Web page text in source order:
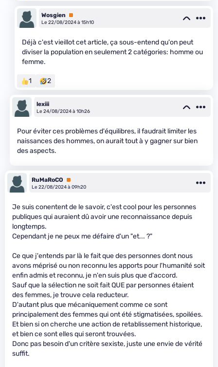
Wosgien
Premium
Le 22/08/2024 à 15h10
Déjà c'est vieillot cet article, ça sous-entend qu'on peut
diviser la population en seulement 2 catégories: homme ou
femme.
1 2
lexiii
Le 24/08/2024 à 10h26
Pour éviter ces problèmes d'équilibres, il faudrait limiter les
naissances des hommes, on aurait tout à y gagner sur bien
des aspects.
RuMaRoCO
Premium
Le 22/08/2024 à 09h20
Je suis conentent de le savoir, c'est cool pour les personnes
publiques qui auraient dû avoir une reconnaissance depuis
longtemps.
Cependant je ne peux me défaire d'un "et... ?"
Ce que j'entends par là le fait que des personnes dont nous
avons méprisé ou non reconnu les apports pour l'humanité soit
enfin admis et reconnu, je n'en suis plus que d'accord.
Sauf que la sélection ne soit fait QUE par personnes étaient
des femmes, je trouve cela reducteur.
D'autant plus que mécaniquement comme ce sont
principalement des femmes qui ont été stigmatisées, spoilées.
Et bien si on cherche une action de retablissement historique,
et bien ce sont elles qui seront trouvées.
Donc pas besoin d'un critère sexiste, juste une envie de vérité
suffit.